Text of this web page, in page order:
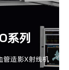
系列
管造影X射线机